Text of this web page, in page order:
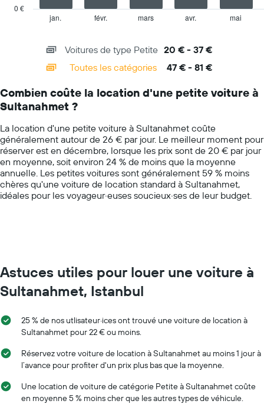
voiture
categories.
The
has
1
Y
axis
displaying
values.
Range:
jan. févr. mars avr. mai
0 €
Voitures de type Petite 20 € - 37 €
Toutes les catégories
47 € - 81 €
Combien coûte la location d'une petite voiture à
Sultanahmet ?
La location d'une petite voiture à Sultanahmet coûte
généralement autour de 26 € par jour. Le meilleur moment pour
réserver est en décembre, lorsque les prix sont de 20 € par jour
en moyenne, soit environ 24 % de moins que la moyenne
annuelle. Les petites voitures sont généralement 59 % moins
chères qu'une voiture de location standard à Sultanahmet,
idéales pour les voyageur·euses soucieux·ses de leur budget.
Astuces utiles pour louer une voiture à
Sultanahmet, Istanbul
25 % de nos utlisateur·ices ont trouvé une voiture de location à
Sultanahmet pour 22 € ou moins.
Réservez votre voiture de location à Sultanahmet au moins 1 jour à
l’avance pour profiter d'un prix plus bas que la moyenne.
Une location de voiture de catégorie Petite à Sultanahmet coûte
en moyenne 5 % moins cher que les autres types de véhicule.